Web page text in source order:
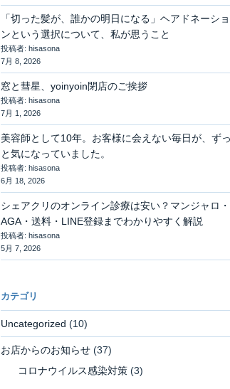
「切った髪が、誰かの明日になる」ヘアドネーショ
ンという選択について、私が思うこと
投稿者: hisasona
7月 8, 2026
窓と彗星、yoinyoin閉店のご挨拶
投稿者: hisasona
7月 1, 2026
美容師として10年。お客様に会えない毎日が、ずっ
と気になっていました。
投稿者: hisasona
6月 18, 2026
シェアクリのオンライン診療は安い？マンジャロ・
AGA・送料・LINE登録までわかりやすく解説
投稿者: hisasona
5月 7, 2026
カテゴリ
Uncategorized (10)
お店からのお知らせ(37)
コロナウイルス感染対策(3)